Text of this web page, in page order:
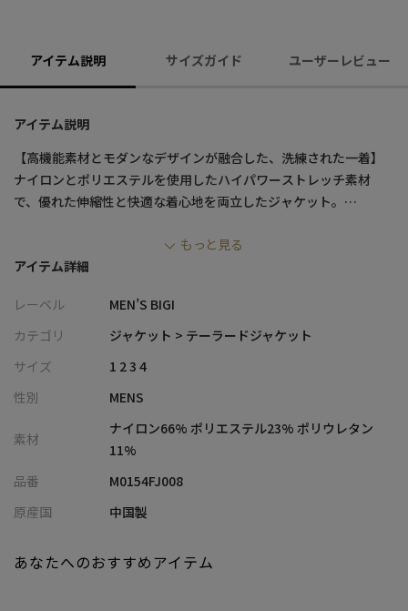
アイテム説明 サイズガイド ユーザーレビュー
アイテム説明
【高機能素材とモダンなデザインが融合した、洗練された一着】
ナイロンとポリエステルを使用したハイパワーストレッチ素材
で、優れた伸縮性と快適な着心地を両立したジャケット。
し、ビジネスから休日まで幅広いシーンで活躍します。
優れた伸縮性で、体の動きに合わせてしなやかにフィット。
滑らかで快適な着心地を実現しました。
ャーとモダンな雰囲気を両立。
見た目の高級感も魅力です。
同素材パンツとのセットアップ着用もおすすめです。
【シルエット】
すっきりとスマートな着こなしを叶え、上品な印象を与えます。
もっと見る
アイテム詳細
レーベル
MEN’S BIGI
カテゴリ
ジャケット > テーラードジャケット
サイズ
1 2 3 4
性別
MENS
素材
ナイロン66% ポリエステル23% ポリウレタン
11%
品番
M0154FJ008
原産国
中国製
あなたへのおすすめアイテム